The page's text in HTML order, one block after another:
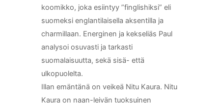
koomikko, joka esiintyy ”finglishiksi” eli
suomeksi englantilaisella aksentilla ja
charmillaan. Energinen ja kekseliäs Paul
analysoi osuvasti ja tarkasti
suomalaisuutta, sekä sisä- että
ulkopuolelta.
Illan emäntänä on veikeä Nitu Kaura. Nitu
Kaura on naan-leivän tuoksuinen